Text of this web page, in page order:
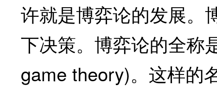
许就是博弈论的发展。
下决策。博弈论的全称
game theory)。这样的